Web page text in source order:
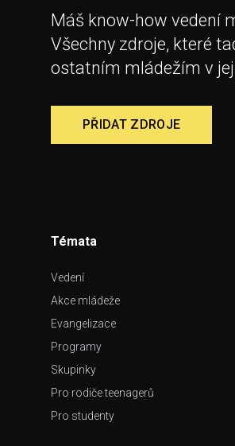
Máš know-how vedení
Všechny zdroje, které
ostatním mládežím v
PŘIDAT ZDROJE
Témata
Vedení
Akce mládeže
Evangelizace
Programy
Skupinky
Pro rodiče teenagerů
Pro studenty